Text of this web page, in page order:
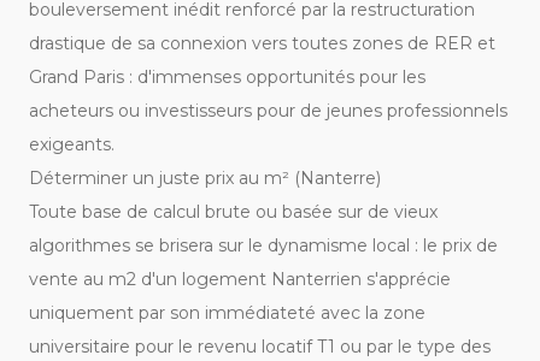
bouleversement inédit renforcé par la restructuration
drastique de sa connexion vers toutes zones de RER et
Grand Paris : d'immenses opportunités pour les
acheteurs ou investisseurs pour de jeunes professionnels
exigeants.
Déterminer un juste prix au m² (Nanterre)
Toute base de calcul brute ou basée sur de vieux
algorithmes se brisera sur le dynamisme local : le prix de
vente au m2 d'un logement Nanterrien s'apprécie
uniquement par son immédiateté avec la zone
universitaire pour le revenu locatif T1 ou par le type des